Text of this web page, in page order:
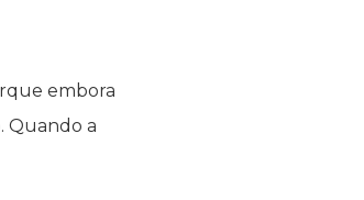
embora
Quando a